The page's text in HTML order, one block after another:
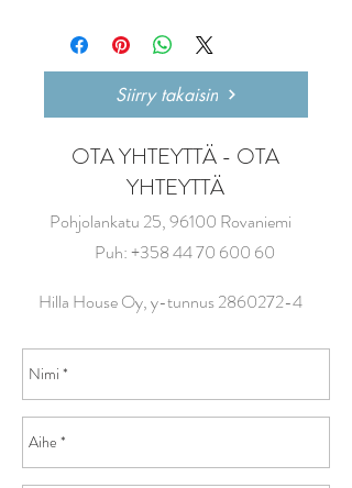
Siirry takaisin
OTA YHTEYTTÄ - OTA
YHTEYTTÄ
Pohjolankatu 25, 96100 Rovaniemi
Puh:+358 44 70 600 60
Hilla House Oy, y-tunnus2860272-4